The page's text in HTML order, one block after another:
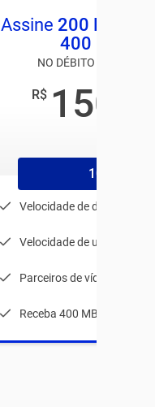
Assine 200 Mega
400 MEGA
NO DÉBITO
R$ 150
1056
Velocidade de download:
Velocidade de upload: 80
Parceiros de vídeos
Receba 400 MB durante